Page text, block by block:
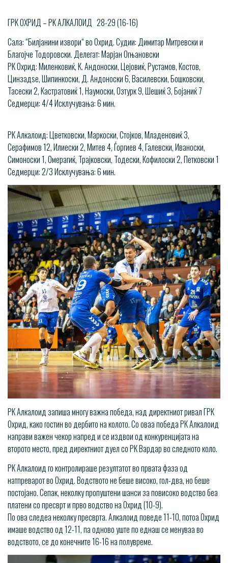
ГРК ОХРИД – РК АЛКАЛОИД 28-29 (16-16)
Сала: “Билјанини извори“ во Охрид. Судии: Димитар Митревски и
Благојче Тодоровски. Делегат: Марјан Огњановски
РК Охрид: Миленковиќ, К. Андоноски, Цејовиќ, Рустамов, Костов,
Цинзадѕе, Шипинкоски, Д. Андоноски 6, Василевски, Бошковски,
Тасески 2, Кастратовиќ 1, Наумоски, Озтурк 9, Шешиќ 3, Бојаниќ 7
Седмерци: 4/4 Исклучувања: 6 мин.
РК Алкалоид: Цветковски, Маркоски, Стојков, Младеновиќ 3,
Серафимов 12, Илиески 2, Митев 4, Ѓоргиев 4, Галевски, Иваноски,
Симоноски 1, Омерагиќ, Трајковски, Тодески, Кофилоски 2, Петковски 1
Седмерци: 2/3 Исклучувања: 6 мин.
РК Алкалоид запиша многу важна победа, над директниот ривал ГРК
Охрид, како гостин во дербито на колото. Со оваа победа РК Алкалоид
направи важен чекор напред и се издвои од конкуренцијата на
второто место, пред директниот дуел со РК Вардар во следното коло.
РК Алкалоид го контролираше резултатот во првата фаза од
натпреварот во Охрид. Водството не беше високо, гол-два, но беше
постојано. Сепак, неколку пропуштени шанси за повисоко водство беа
платени со пресврт и прво водство на Охрид (10-9).
По ова следеа неколку пресврта. Алкалоид поведе 11-10, потоа Охрид
имаше водство од 12-11, па одново уште по еднаш се менуваа во
водството, се до конечните 16-16 на полувреме.